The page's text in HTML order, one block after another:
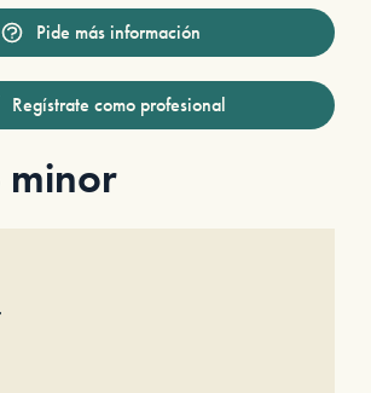
Pide más información
Regístrate como profesional
minor